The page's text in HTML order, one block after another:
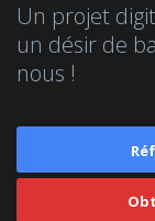
Un projet
un désir de
nous !